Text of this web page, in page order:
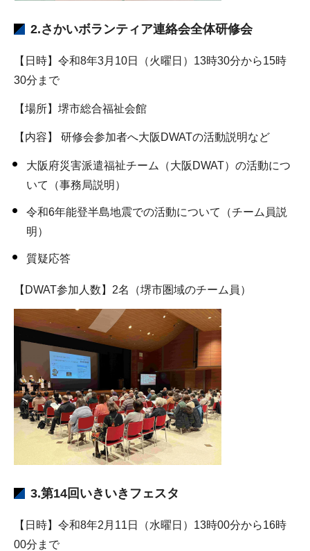
2.さかいボランティア連絡会全体研修会
【日時】令和8年3月10日（火曜日）13時30分から15時
30分まで
【場所】堺市総合福祉会館
【内容】 研修会参加者へ大阪DWATの活動説明など
大阪府災害派遣福祉チーム（大阪DWAT）の活動につ
いて（事務局説明）
令和6年能登半島地震での活動について（チーム員説
明）
質疑応答
【DWAT参加人数】2名（堺市圏域のチーム員）
3.第14回いきいきフェスタ
【日時】令和8年2月11日（水曜日）13時00分から16時
00分まで